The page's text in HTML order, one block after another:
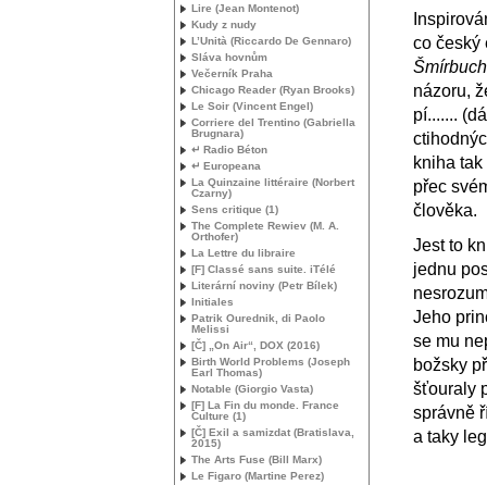
co český
názoru,
pí.......
kniha
přec
člověka.
Jest to
jednu
Jeho
se mu
božsky
šťouraly
správně
a taky
Lire (Jean Montenot)
Kudy z nudy
L’Unità (Riccardo De Gennaro)
Sláva hovnům
Večerník Praha
Chicago Reader (Ryan Brooks)
Le Soir (Vincent Engel)
Corriere del Trentino (Gabriella
Brugnara)
↵ Radio Béton
↵ Europeana
La Quinzaine littéraire (Norbert
Czarny)
Sens critique (1)
The Complete Rewiev (M. A.
Orthofer)
La Lettre du libraire
[F] Classé sans suite. iTélé
Literární noviny (Petr Bílek)
Initiales
Patrik Ourednik, di Paolo
Melissi
[Č] „On Air“, DOX (2016)
Birth World Problems (Joseph
Earl Thomas)
Notable (Giorgio Vasta)
[F] La Fin du monde. France
Culture (1)
[Č] Exil a samizdat (Bratislava,
2015)
The Arts Fuse (Bill Marx)
Le Figaro (Martine Perez)